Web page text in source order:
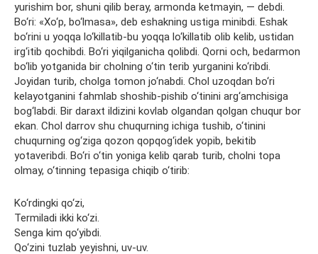
yurishim bor, shuni qilib beray, armonda ketmayin, — debdi.
Bo‘ri: «Xo‘p, bo‘lmasa», deb eshakning ustiga minibdi. Eshak
bo‘rini u yoqqa lo‘killatib-bu yoqqa lo‘killatib olib kelib, ustidan
irg‘itib qochibdi. Bo‘ri yiqilganicha qolibdi. Qorni och, bedarmon
bo‘lib yotganida bir cholning o‘tin terib yurganini ko‘ribdi.
Joyidan turib, cholga tomon jo‘nabdi. Chol uzoqdan bo‘ri
kelayotganini fahmlab shoshib-pishib o‘tinini arg‘amchisiga
bog‘labdi. Bir daraxt ildizini kovlab olgandan qolgan chuqur bor
ekan. Chol darrov shu chuqurning ichiga tushib, o‘tinini
chuqurning og‘ziga qozon qopqog‘idek yopib, bekitib
yotaveribdi. Bo‘ri o‘tin yoniga kelib qarab turib, cholni topa
olmay, o‘tinning tepasiga chiqib o‘tirib:
Ko‘rdingki qo‘zi,
Termiladi ikki ko‘zi.
Senga kim qo‘yibdi.
Qo‘zini tuzlab yeyishni, uv-uv.